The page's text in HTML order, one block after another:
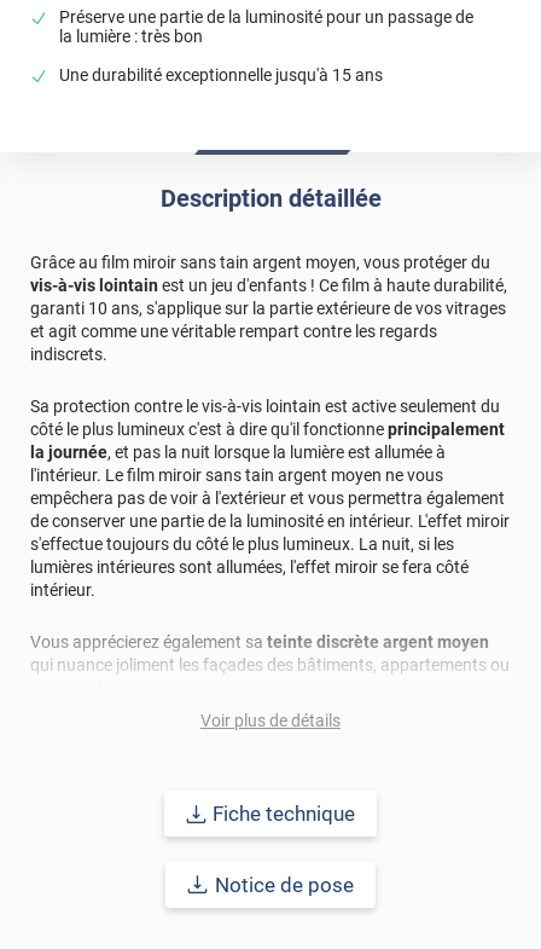
Préserve une partie de la luminosité pour un passage de
la lumière : très bon
Une durabilité exceptionnelle jusqu'à 15 ans
Commentaire Luminis Films-13/12/2023
actuellement en livraison donc il devrait être livré ce
Mauvaise qualité du produit
Commentaire Luminis Films-04/10/2023
Bonjour, Le film que vous avez choisi est la meilleure
gamme avec une durabilité de plus 10 ans en pose
extérieure. Pouvez-vous nous expliquer pourquoi
vous affirmer le contraire ? N'hésitez pas à nous
web. Cordialement, L'équipe Luminis Films
Description détaillée
Grâce au film miroir sans tain argent moyen, vous protéger du
vis-à-vis lointainest un jeu d'enfants ! Ce film à haute durabilité,
garanti 10 ans, s'applique sur la partie extérieure de vos vitrages
et agit comme une véritable rempart contre les regards
indiscrets.
Sa protection contre le vis-à-vis lointain est active seulement du
côté le plus lumineux c'est à dire qu'il fonctionneprincipalement
la journée, et pas la nuit lorsque la lumière est allumée à
l'intérieur. Le film miroir sans tain argent moyen ne vous
empêchera pas de voir à l'extérieur et vous permettra également
de conserver une partie de la luminosité en intérieur. L'effet miroir
s'effectue toujours du côté le plus lumineux. La nuit, si les
lumières intérieures sont allumées, l'effet miroir se fera côté
intérieur.
Vous apprécierez également sa teinte discrète argent moyen
qui nuance joliment les façades des bâtiments, appartements ou
plus d'1,2m². En cas de doute, n'hésitez pas à consulter la fiche
Durabilité : 10 à 15 ans pour une application verticale en Europe
Voir plus de détails
Fiche technique
Notice de pose